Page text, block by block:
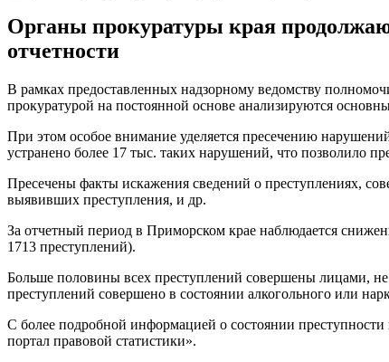
Органы прокуратуры края
отчетности
В рамках предоставленных надзорному ведомству
прокуратурой на постоянной основе анализируются
При этом особое внимание уделяется пресечению
устранено более 17 тыс. таких нарушений, что позволило
Пресечены факты искажения сведений о преступлениях,
выявивших преступления, и др.
За отчетный период в Приморском крае наблюдается
1713 преступлений).
Больше половины всех преступлений совершены лицами,
преступлений совершено в состоянии алкогольного или
С более подробной информацией о состоянии
портал правовой статистики».